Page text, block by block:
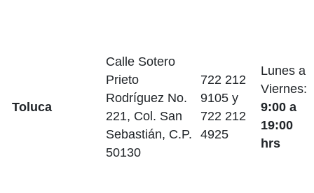
Toluca
Calle Sotero
Prieto
Rodríguez No.
221, Col. San
Sebastián, C.P.
50130
722 212
9105 y
722 212
4925
Lunes a
Viernes:
9:00 a
19:00
hrs